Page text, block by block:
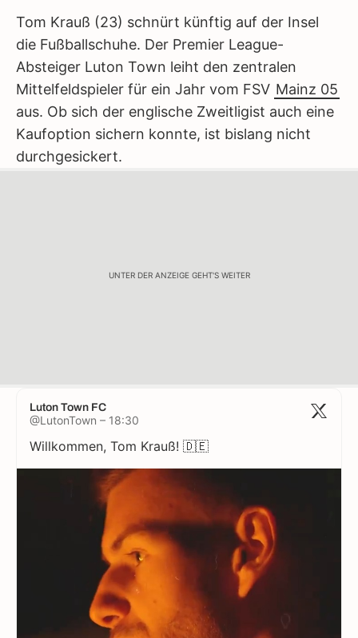
Tom Krauß (23) schnürt künftig auf der Insel
die Fußballschuhe. Der Premier League-
Absteiger Luton Town leiht den zentralen
Mittelfeldspieler für ein Jahr vom FSV Mainz 05
aus. Ob sich der englische Zweitligist auch eine
Kaufoption sichern konnte, ist bislang nicht
durchgesickert.
UNTER DER ANZEIGE GEHT'S WEITER
Luton Town FC
@LutonTown – 18:30
Willkommen, Tom Krauß! 🇩🇪